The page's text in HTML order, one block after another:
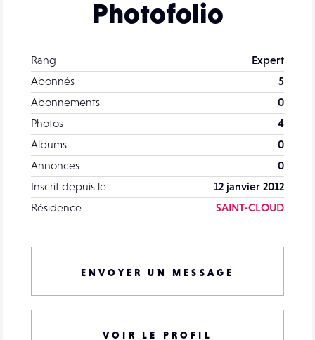
Photofolio
Rang
Expert
Abonnés
5
Abonnements
0
Photos
4
Albums
0
Annonces
0
Inscrit depuis le
12 janvier 2012
Résidence
SAINT-CLOUD
ENVOYER UN MESSAGE
VOIR LE PROFIL